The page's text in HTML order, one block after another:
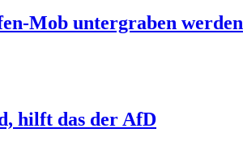
Mob untergraben werden
hilft das der AfD